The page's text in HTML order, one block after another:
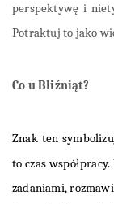
perspektywę i
Potraktuj to jako
Co u Bliźniąt?
Znak ten
to czas
zadaniami,